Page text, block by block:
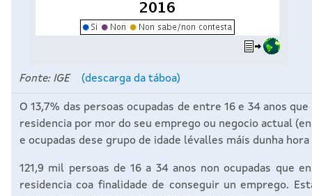
Fonte: IGE (descarga da táboa)
O 13,7% das persoas ocupadas de entre 16 e 34 anos
residencia por mor do seu emprego ou negocio actual
e ocupadas dese grupo de idade lévalles máis dunha
121,9 mil persoas de 16 a 34 anos non ocupadas que
residencia coa finalidade de conseguir un emprego.